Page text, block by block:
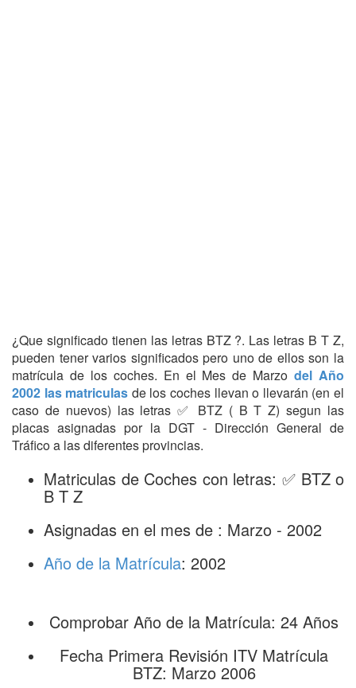
¿Que significado tienen las letras BTZ ?. Las letras B T Z,
pueden tener varios significados pero uno de ellos son la
matrícula de los coches. En el Mes de Marzodel Año
2002 las matriculas de los coches llevan o llevarán (en el
caso de nuevos) las letras ✅ BTZ ( B T Z) segun las
placas asignadas por la DGT - Dirección General de
Tráfico a las diferentes provincias.
Matriculas de Coches con letras: ✅ BTZ o
B T Z
Asignadas en el mes de : Marzo - 2002
Año de la Matrícula: 2002
Comprobar Año de la Matrícula: 24 Años
Fecha Primera Revisión ITV Matrícula
BTZ: Marzo 2006